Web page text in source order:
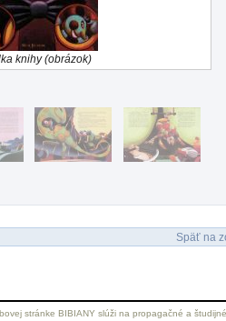
knihy (obrázok)
Späť na
stránke BIBIANY slúži na propagačné a